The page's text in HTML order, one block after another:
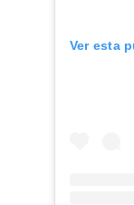
Ver esta